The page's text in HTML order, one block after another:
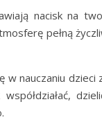
nacisk na
pełną
nauczaniu dzieci